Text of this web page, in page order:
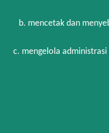
b. mencetak dan
c. mengelola